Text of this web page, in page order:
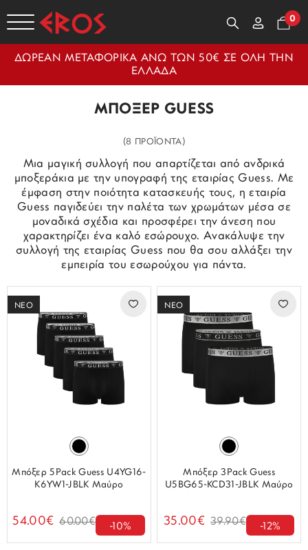
0
ΔΩΡΕΑΝ ΜΕΤΑΦΟΡΙΚΑ ΑΝΩ ΤΩΝ 50€ ΣΕ ΟΛΗ ΤΗΝ
ΕΛΛΑΔΑ
ΜΠΟΞΕΡ GUESS
(8 ΠΡΟΪΟΝΤΑ)
Μια μαγική συλλογή που απαρτίζεται από ανδρικά
μποξεράκια με την υπογραφή της εταιρίας Guess. Με
έμφαση στην ποιότητα κατασκευής τους, η εταιρία
Guess παγιδεύει την παλέτα των χρωμάτων μέσα σε
μοναδικά σχέδια και προσφέρει την άνεση που
χαρακτηρίζει ένα καλό εσώρουχο. Ανακάλυψε την
συλλογή της εταιρίας Guess που θα σου αλλάξει την
εμπειρία του εσωρούχου για πάντα.
ΝΕΟ
Μπόξερ 5Pack Guess U4YG16-
K6YW1-JBLK Μαύρο
54.00€ 60.00€ -10%
ΝΕΟ
Μπόξερ 3Pack Guess
U5BG65-KCD31-JBLK Μαύρο
35.00€ 39.90€ -12%